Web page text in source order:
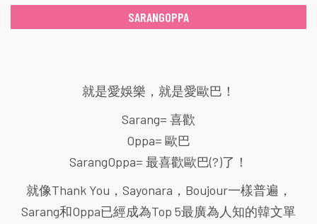
SARANGOPPA
就是愛娛樂，就是愛歐巴！
Sarang= 喜歡
Oppa= 歐巴
SarangOppa= 最喜歡歐巴(?)了！
就像Thank You，Sayonara，Boujour一樣普遍，
Sarang和Oppa已經成為Top 5最廣為人知的韓文單